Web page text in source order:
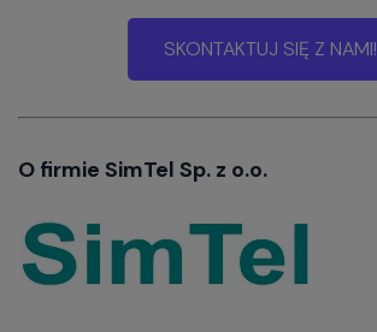
SKONTAKTUJ SIĘ Z NAMI!
O firmie SimTel Sp. z o.o.